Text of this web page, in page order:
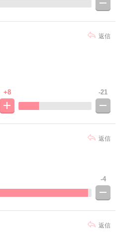
返信
+8 -21
返信
-4
返信